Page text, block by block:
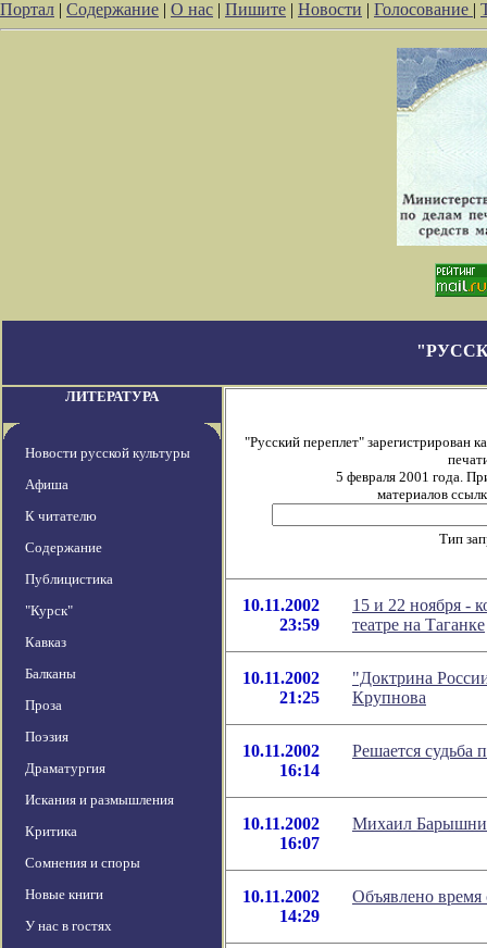
Портал | Содержание | О нас | Пишите | Новости | Голосование |
ЛИТЕРАТУРА
Новости русской культуры
Афиша
К читателю
Содержание
Публицистика
"Курск"
Кавказ
Балканы
Проза
Поэзия
Драматургия
Искания и размышления
Критика
Сомнения и споры
Новые книги
У нас в гостях
"Русский переплет" зарегистрирован
5 февраля 2001 года.
материалов
Тип
10.11.2002
23:59
15 и 22 ноября -
театре на Таганке
10.11.2002
21:25
"Доктрина
Крупнова
10.11.2002
16:14
Решается судьба
10.11.2002
16:07
Михаил
10.11.2002
14:29
Объявлено время